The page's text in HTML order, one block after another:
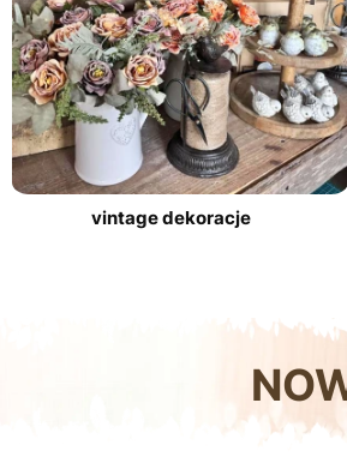
vintage dekoracje